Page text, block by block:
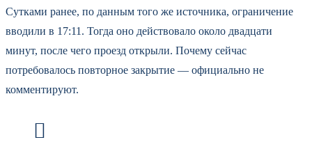
Сутками ранее, по данным того же источника, ограничение
вводили в 17:11. Тогда оно действовало около двадцати
минут, после чего проезд открыли. Почему сейчас
потребовалось повторное закрытие — официально не
комментируют.